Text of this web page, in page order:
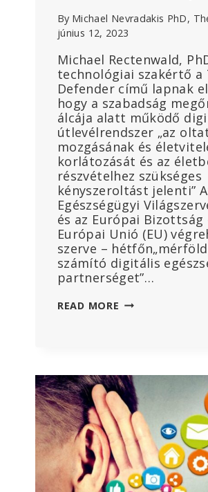
By Michael Nevradakis PhD,
június 12, 2023
Michael Rectenwald,
technológiai szakértő a
Defender című lapnak
hogy a szabadság
álcája alatt működő
útlevélrendszer „az
mozgásának és
korlátozását és az
részvételhez szükséges
kényszeroltást jelenti”
Egészségügyi
és az Európai Bizottság
Európai Unió (EU)
szerve –
számító digitális
partnerséget”…
READ MORE „HALÁLOS
ÉS
AZ
EU
ÚJ
GLOBÁLIS
OLTÁSI
INDÍT